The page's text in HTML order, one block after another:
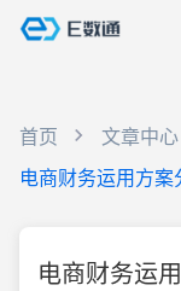
首页
文章中心
电商财务运用方
电商财务运